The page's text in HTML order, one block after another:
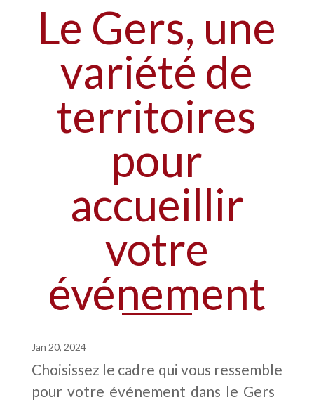
Le Gers, une
variété de
territoires
pour
accueillir
votre
événement
Jan 20, 2024
Choisissez le cadre qui vous ressemble
pour votre événement dans le Gers